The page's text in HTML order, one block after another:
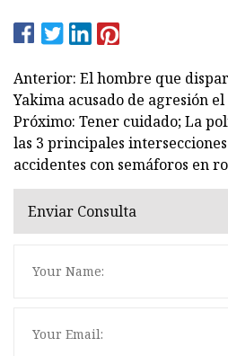
Anterior: El hombre que
Yakima acusado de agresión el
Próximo: Tener cuidado; La
las 3 principales
accidentes con semáforos en
Enviar Consulta